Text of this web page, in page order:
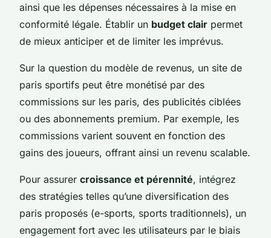
ainsi que les dépenses nécessaires à la mise en
conformité légale. Établir un budget clair permet
de mieux anticiper et de limiter les imprévus.
Sur la question du modèle de revenus, un site de
paris sportifs peut être monétisé par des
commissions sur les paris, des publicités ciblées
ou des abonnements premium. Par exemple, les
commissions varient souvent en fonction des
gains des joueurs, offrant ainsi un revenu scalable.
Pour assurer croissance et pérennité, intégrez
des stratégies telles qu’une diversification des
paris proposés (e-sports, sports traditionnels), un
engagement fort avec les utilisateurs par le biais